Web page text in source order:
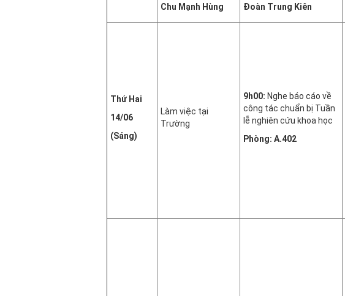
Chu Mạnh Hùng
Đoàn Trung Kiên
Thứ Hai
14/06
(Sáng)
Làm việc tại
Trường
9h00: Nghe báo cáo về
công tác chuẩn bị Tuần
lễ nghiên cứu khoa học
Phòng: A.402